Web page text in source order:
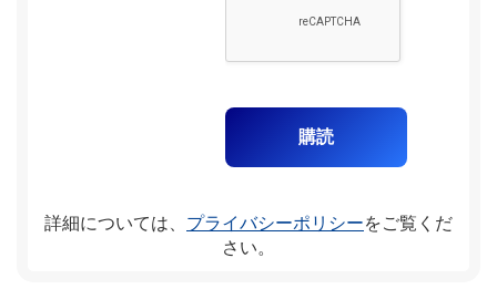
詳細については、 プライバシーポリシーをご覧くだ
さい。